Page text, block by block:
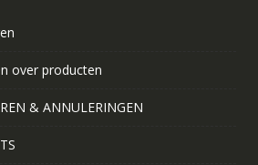
over producten
& ANNULERINGEN